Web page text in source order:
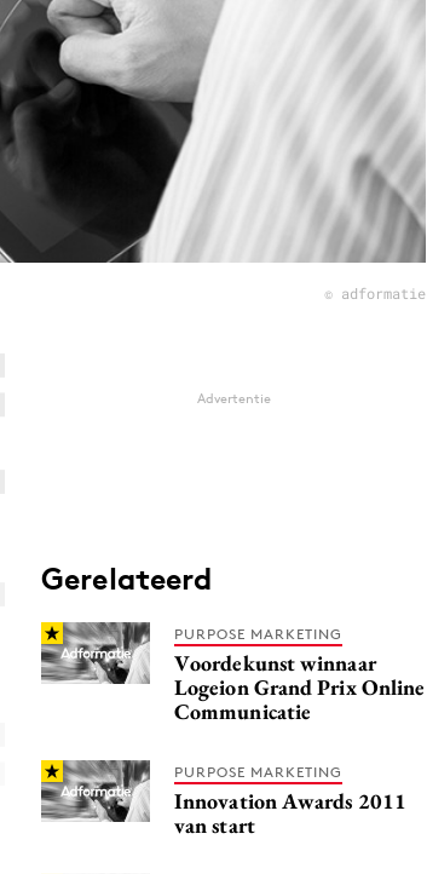
© adformatie
Advertentie
Gerelateerd
PURPOSE MARKETING
Voordekunst winnaar
Logeion Grand Prix Online
Communicatie
PURPOSE MARKETING
Innovation Awards 2011
van start